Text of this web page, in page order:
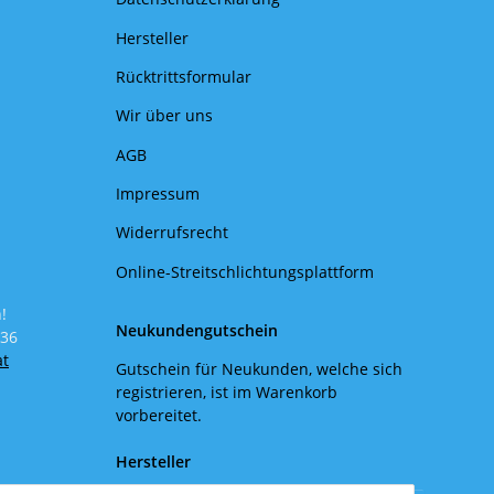
Hersteller
Rücktrittsformular
Wir über uns
AGB
Impressum
Widerrufsrecht
Online-Streitschlichtungsplattform
Neukundengutschein
Gutschein für Neukunden, welche sich
registrieren, ist im Warenkorb
vorbereitet.
Hersteller